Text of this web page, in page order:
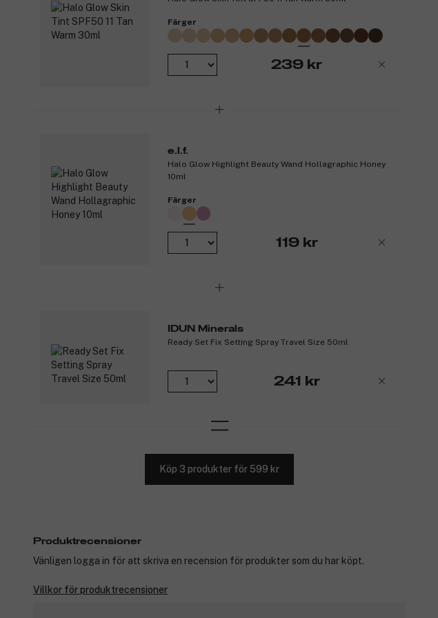
Färger
239 kr
e.l.f.
Halo Glow Highlight Beauty Wand Hollagraphic Honey
10ml
Färger
119 kr
IDUN Minerals
Ready Set Fix Setting Spray Travel Size 50ml
241 kr
Köp 3 produkter för 599 kr
Produktrecensioner
Vänligen logga in för att skriva en recension för produkter som du har köpt.
Villkor för produktrecensioner